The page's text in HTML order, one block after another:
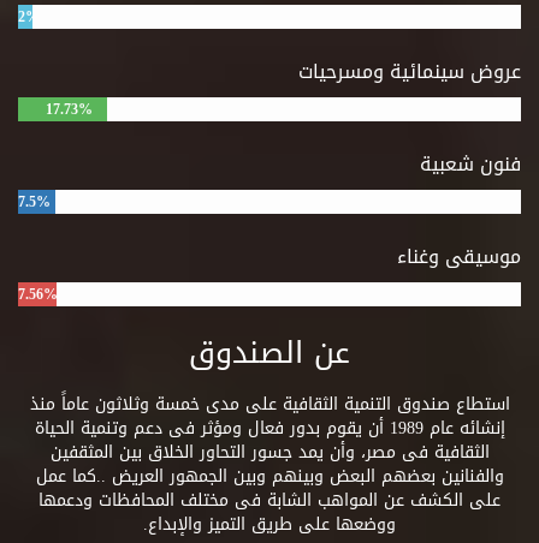
2%
عروض سينمائية ومسرحيات
17.73%
فنون شعبية
7.5%
موسيقى وغناء
7.56%
عن الصندوق
استطاع صندوق التنمية الثقافية على مدى خمسة وثلاثون عاماً منذ
إنشائه عام 1989 أن يقوم بدور فعال ومؤثر فى دعم وتنمية الحياة
الثقافية فى مصر، وأن يمد جسور التحاور الخلاق بين المثقفين
والفنانين بعضهم البعض وبينهم وبين الجمهور العريض ..كما عمل
على الكشف عن المواهب الشابة فى مختلف المحافظات ودعمها
ووضعها على طريق التميز والإبداع.